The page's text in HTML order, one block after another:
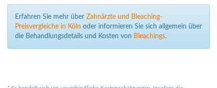
Erfahren Sie mehr über Zahnärzte und Bleaching-
Preisvergleiche in Köln oder informieren Sie sich allgemein über
die Behandlungsdetails und Kosten von Bleachings.